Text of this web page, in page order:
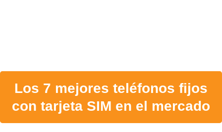
Los 7 mejores teléfonos fijos
con tarjeta SIM en el mercado